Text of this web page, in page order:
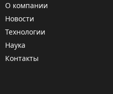
О компании
Новости
Технологии
Наука
Контакты